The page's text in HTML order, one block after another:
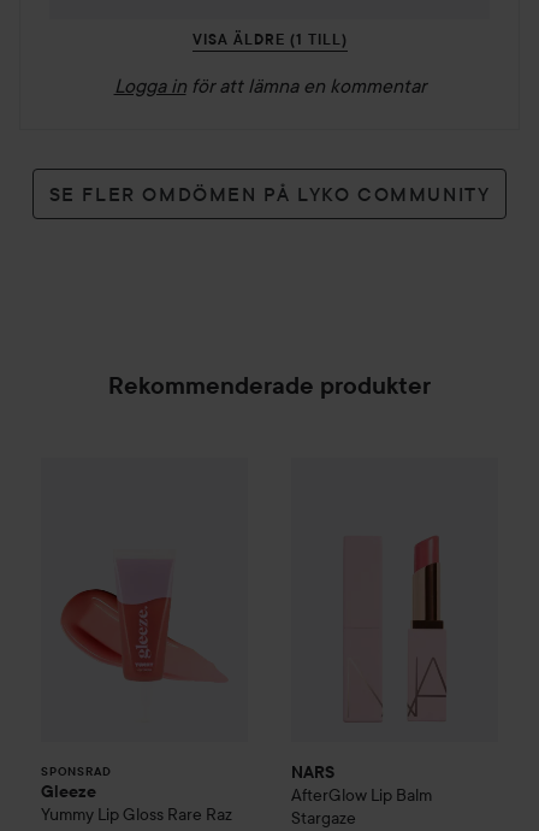
VISA ÄLDRE (1 TILL)
Logga in för att lämna en kommentar
SE FLER OMDÖMEN PÅ LYKO COMMUNITY
Rekommenderade produkter
SPONSRAD
Gleeze
Yummy Lip Gloss Rare Raz
NARS
AfterGlow Lip Balm
Stargaze